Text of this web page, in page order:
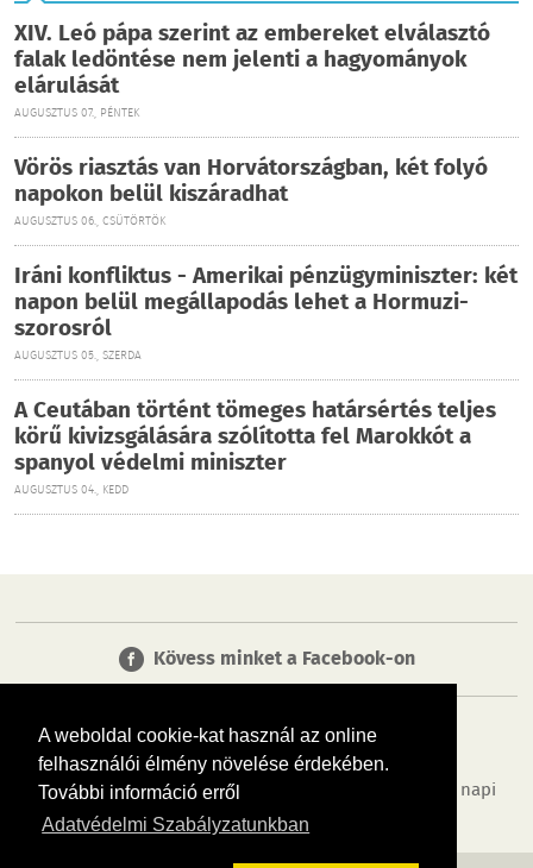
A weboldal cookie-kat használ az online
felhasználói élmény növelése érdekében.
További információ erről
Adatvédelmi Szabályzatunkban
XIV. Leó pápa szerint az embereket elválasztó
falak ledöntése nem jelenti a hagyományok
elárulását
AUGUSZTUS 07., PÉNTEK
Vörös riasztás van Horvátországban, két folyó
napokon belül kiszáradhat
AUGUSZTUS 06., CSÜTÖRTÖK
Iráni konfliktus - Amerikai pénzügyminiszter: két
napon belül megállapodás lehet a Hormuzi-
szorosról
AUGUSZTUS 05., SZERDA
A Ceutában történt tömeges határsértés teljes
körű kivizsgálására szólította fel Marokkót a
spanyol védelmi miniszter
AUGUSZTUS 04., KEDD
Kövess minket a Facebook-on
Tudj meg többet városodról! Hírek, programok, képek, napi
menü, cégek…. és minden, ami Biatorbágy